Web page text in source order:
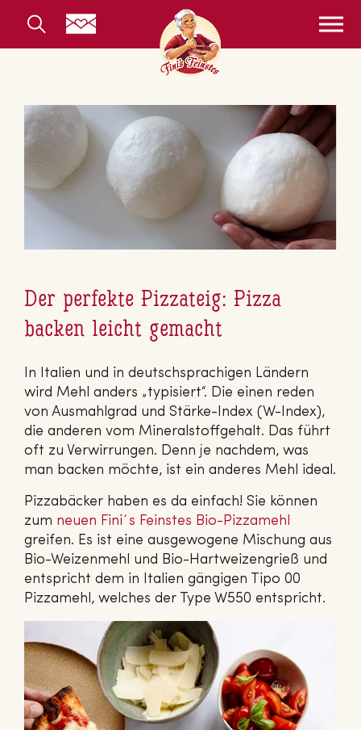
Der perfekte Pizzateig: Pizza
backen leicht gemacht
In Italien und in deutschsprachigen Ländern
wird Mehl anders „typisiert“. Die einen reden
von Ausmahlgrad und Stärke-Index (W-Index),
die anderen vom Mineralstoffgehalt. Das führt
oft zu Verwirrungen. Denn je nachdem, was
man backen möchte, ist ein anderes Mehl ideal.
Pizzabäcker haben es da einfach! Sie können
zum neuen Fini´s Feinstes Bio-Pizzamehl
greifen. Es ist eine ausgewogene Mischung aus
Bio-Weizenmehl und Bio-Hartweizengrieß und
entspricht dem in Italien gängigen Tipo 00
Pizzamehl, welches der Type W550 entspricht.